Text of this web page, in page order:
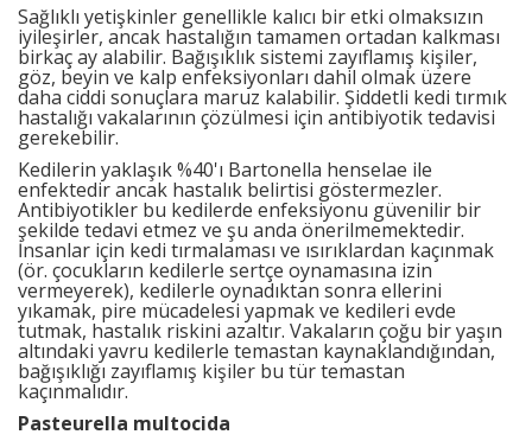
Sağlıklı yetişkinler genellikle kalıcı bir etki olmaksızın
iyileşirler, ancak hastalığın tamamen ortadan kalkması
birkaç ay alabilir. Bağışıklık sistemi zayıflamış kişiler,
göz, beyin ve kalp enfeksiyonları dahil olmak üzere
daha ciddi sonuçlara maruz kalabilir. Şiddetli kedi tırmık
hastalığı vakalarının çözülmesi için antibiyotik tedavisi
gerekebilir.
Kedilerin yaklaşık %40'ı Bartonella henselae ile
enfektedir ancak hastalık belirtisi göstermezler.
Antibiyotikler bu kedilerde enfeksiyonu güvenilir bir
şekilde tedavi etmez ve şu anda önerilmemektedir.
İnsanlar için kedi tırmalaması ve ısırıklardan kaçınmak
(ör. çocukların kedilerle sertçe oynamasına izin
vermeyerek), kedilerle oynadıktan sonra ellerini
yıkamak, pire mücadelesi yapmak ve kedileri evde
tutmak, hastalık riskini azaltır. Vakaların çoğu bir yaşın
altındaki yavru kedilerle temastan kaynaklandığından,
bağışıklığı zayıflamış kişiler bu tür temastan
kaçınmalıdır.
Pasteurella multocida